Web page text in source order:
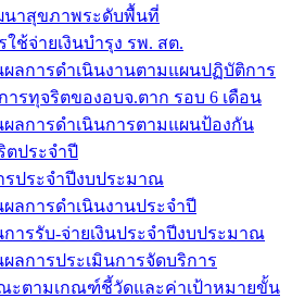
าสุขภาพระดับพื้นที่
ใช้จ่ายเงินบำรุง รพ. สต.
ผลการดำเนินงานตามแผนปฏิบัติการ
ารทุจริตของอบจ.ตาก รอบ 6 เดือน
ผลการดำเนินการตามแผนป้องกัน
ตประจำปี
รประจำปีงบประมาณ
ผลการดำเนินงานประจำปี
การรับ-จ่ายเงินประจำปีงบประมาณ
ผลการประเมินการจัดบริการ
ะตามเกณฑ์ชี้วัดและค่าเป้าหมายขั้น